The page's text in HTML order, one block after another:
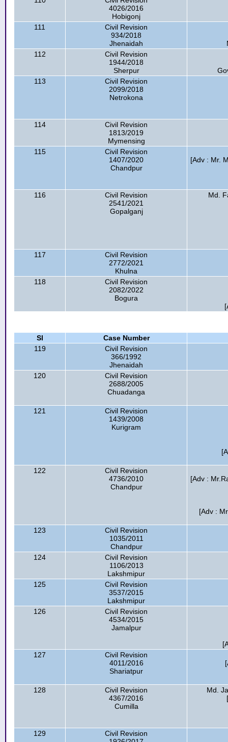
4026/2016
Hobigonj
111
Civil Revision
934/2018
Jhenaidah
112
Civil Revision
1944/2018
Sherpur
113
Civil Revision
2099/2018
Netrokona
114
Civil Revision
1813/2019
Mymensing
115
Civil Revision
1407/2020
Chandpur
[Adv : Mr.
116
Civil Revision
2541/2021
Gopalganj
Md.
117
Civil Revision
2772/2021
Khulna
118
Civil Revision
2082/2022
Bogura
Sl
Case Number
119
Civil Revision
366/1992
Jhenaidah
120
Civil Revision
2688/2005
Chuadanga
121
Civil Revision
1439/2008
Kurigram
122
Civil Revision
4736/2010
Chandpur
[Adv :
[Adv :
123
Civil Revision
1035/2011
Chandpur
124
Civil Revision
1106/2013
Lakshmipur
125
Civil Revision
3537/2015
Lakshmipur
126
Civil Revision
4534/2015
Jamalpur
127
Civil Revision
4011/2016
Shariatpur
128
Civil Revision
4367/2016
Cumilla
Md.
129
Civil Revision